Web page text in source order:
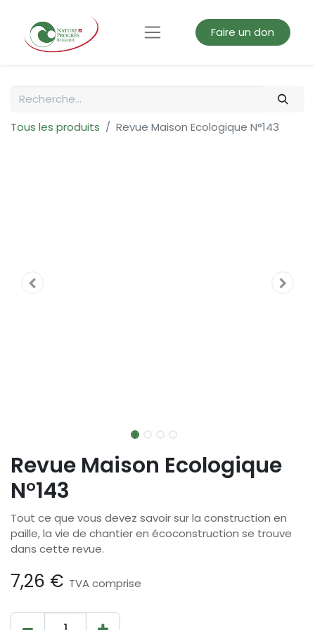
Faire un don
Tous les produits Revue Maison Ecologique N°143
Revue Maison Ecologique
N°143
Tout ce que vous devez savoir sur la construction en
paille, la vie de chantier en écoconstruction se trouve
dans cette revue.
7,26 € TVA comprise